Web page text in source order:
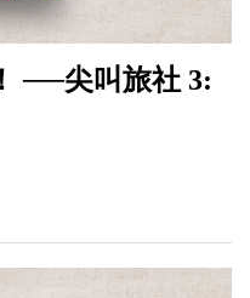
──尖叫旅社 3: